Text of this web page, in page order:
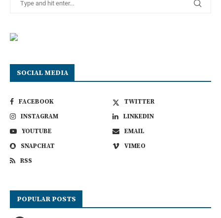
SOCIAL MEDIA
FACEBOOK
TWITTER
INSTAGRAM
LINKEDIN
YOUTUBE
EMAIL
SNAPCHAT
VIMEO
RSS
POPULAR POSTS